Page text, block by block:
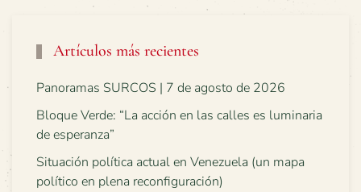
Artículos más recientes
Panoramas SURCOS | 7 de agosto de 2026
Bloque Verde: “La acción en las calles es luminaria
de esperanza”
Situación política actual en Venezuela (un mapa
político en plena reconfiguración)